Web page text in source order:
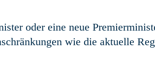
oder eine neue
wie die aktuelle
Ich bin weder in den USA
noch bin ich US-Bürger